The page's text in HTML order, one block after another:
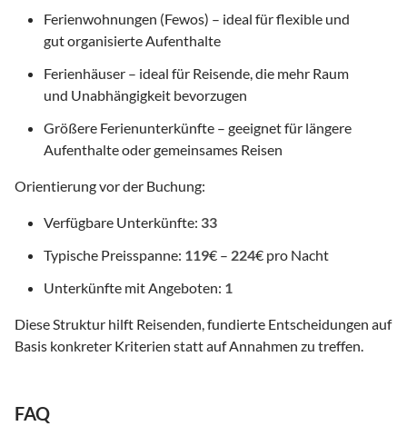
Ferienwohnungen (Fewos) – ideal für flexible und
gut organisierte Aufenthalte
Ferienhäuser – ideal für Reisende, die mehr Raum
und Unabhängigkeit bevorzugen
Größere Ferienunterkünfte – geeignet für längere
Aufenthalte oder gemeinsames Reisen
Orientierung vor der Buchung:
Verfügbare Unterkünfte: 33
Typische Preisspanne: 119€ – 224€ pro Nacht
Unterkünfte mit Angeboten: 1
Diese Struktur hilft Reisenden, fundierte Entscheidungen auf
Basis konkreter Kriterien statt auf Annahmen zu treffen.
FAQ